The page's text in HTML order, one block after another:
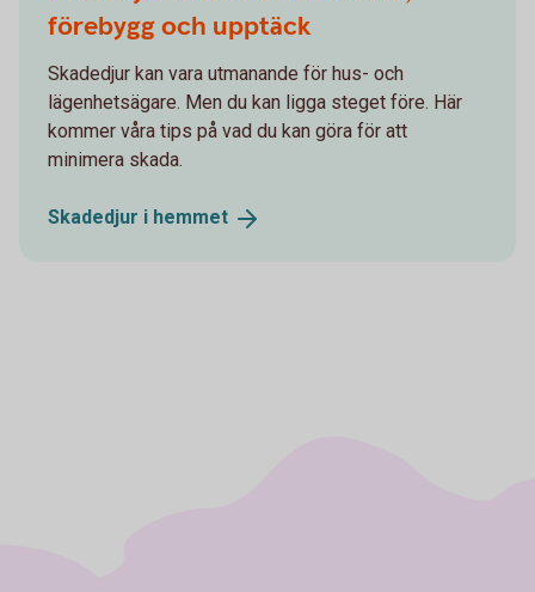
förebygg och upptäck
Skadedjur kan vara utmanande för hus- och
lägenhetsägare. Men du kan ligga steget före. Här
kommer våra tips på vad du kan göra för att
minimera skada.
Skadedjur i hemmet